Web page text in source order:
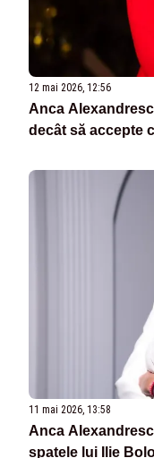
12 mai 2026, 12:56
Anca
decât să accepte
11 mai 2026, 13:58
Anca
spatele lui Ilie